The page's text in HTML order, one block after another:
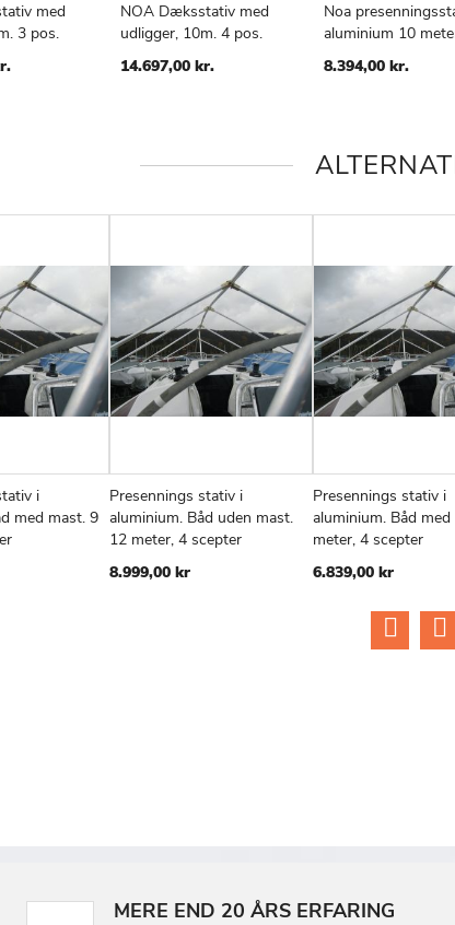
med
3 pos.
TILFØJ
TIL
ØNSKE
SAMMENLIGN
NOA Dæksstativ med
udligger, 10m. 4 pos.
14.697,00 kr.
TILFØJ
TIL
ØNSKE
Noa
aluminium 10
8.394,00 kr.
TILFØJSAMMENLIGN
i
med mast. 9
Læg i kurv
TILFØJSAMMENLIGN
Presennings stativ i
aluminium. Båd uden mast.
12 meter, 4 scepter
8.999,00 kr
Læg i kurv
Presennings stativ i
aluminium. Båd
meter, 4 scepter
6.839,00 kr
MERE END 20 ÅRS ERFARING